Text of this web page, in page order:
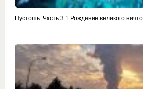
Пустошь. Часть 3.1 Рождение великого ничто